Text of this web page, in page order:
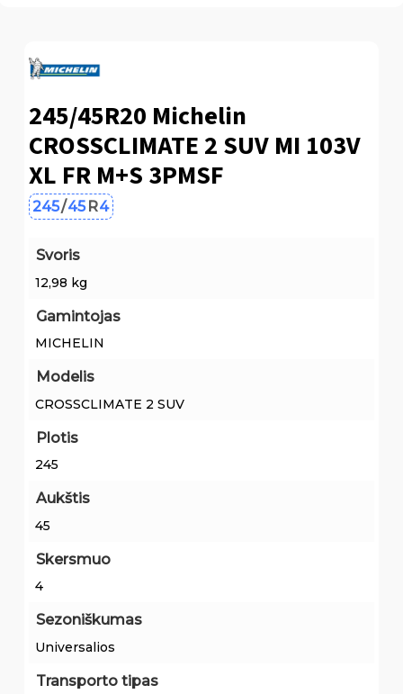
245/45R20 Michelin
CROSSCLIMATE 2 SUV MI 103V
XL FR M+S 3PMSF
245/45R4
Svoris
12,98 kg
Gamintojas
MICHELIN
Modelis
CROSSCLIMATE 2 SUV
Plotis
245
Aukštis
45
Skersmuo
4
Sezoniškumas
Universalios
Transporto tipas